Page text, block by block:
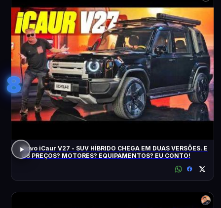
8
Novo iCaur V27 - SUV HÍBRIDO CHEGA EM DUAS VERSÕES. E
OS PREÇOS? MOTORES? EQUIPAMENTOS? EU CONTO!